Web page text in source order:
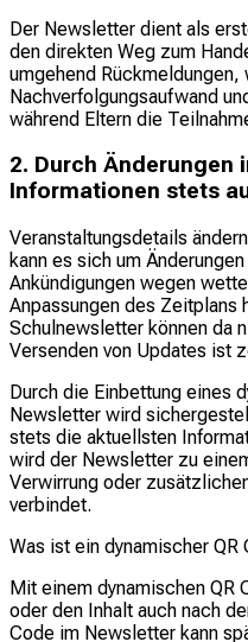
Der Newsletter dient als
den direkten Weg zum
umgehend Rückmeldungen,
Nachverfolgungsaufwand
während Eltern die
2. Durch Änderungen
Informationen stets
Veranstaltungsdetails
kann es sich um
Ankündigungen wegen
Anpassungen des Zeitplans
Schulnewsletter können da
Versenden von Updates ist
Durch die Einbettung eines
Newsletter wird
stets die aktuellsten
wird der Newsletter zu
Verwirrung oder
verbindet.
Was ist ein dynamischer QR
Mit einem dynamischen QR
oder den Inhalt auch nach
Code im Newsletter kann